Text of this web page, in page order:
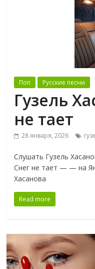
Поп Русские песни
Гузель
не тает
28 января, 2026
Слушать Гузель
Снег не тает — — на
Хасанова
Read more